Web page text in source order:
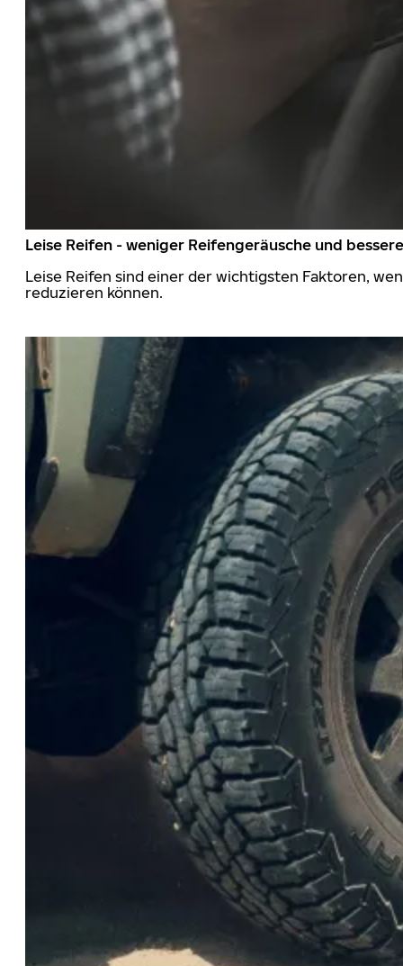
Leise Reifen - weniger Reifengeräusche und
Leise Reifen sind einer der wichtigsten Faktoren,
reduzieren können.